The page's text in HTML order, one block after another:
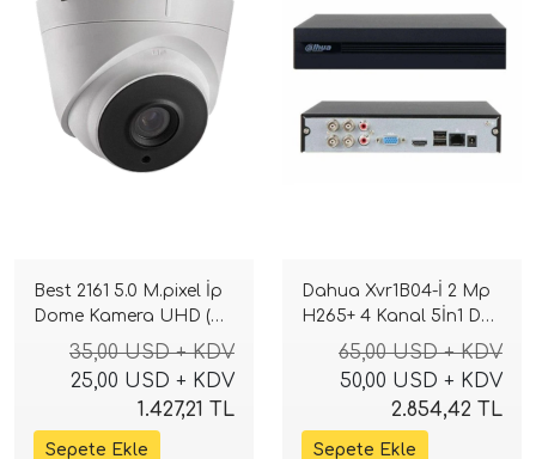
Best 2161 5.0 M.pixel İp
Dome Kamera UHD (
Plastik kasa ) sesli
gece görüşlü
35,00 USD + KDV
25,00 USD + KDV
1.427,21 TL
Dahua Xvr1B04-İ 2 Mp
H265+ 4 Kanal 5İn1 Dvr
Kayıt Cihazı
65,00 USD + KDV
50,00 USD + KDV
2.854,42 TL